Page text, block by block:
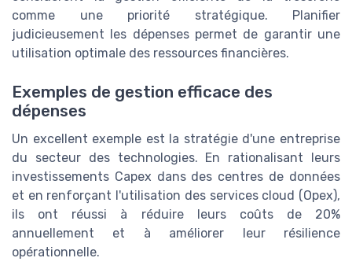
comme une priorité stratégique. Planifier
judicieusement les dépenses permet de garantir une
utilisation optimale des ressources financières.
Exemples de gestion efficace des
dépenses
Un excellent exemple est la stratégie d'une entreprise
du secteur des technologies. En rationalisant leurs
investissements Capex dans des centres de données
et en renforçant l'utilisation des services cloud (Opex),
ils ont réussi à réduire leurs coûts de 20%
annuellement et à améliorer leur résilience
opérationnelle.